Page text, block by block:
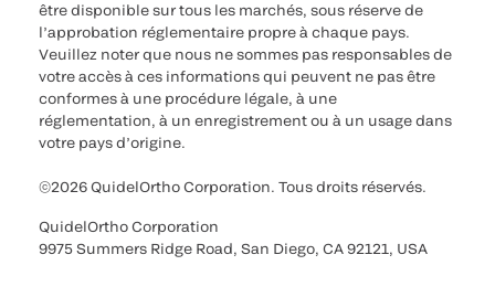
être disponible sur tous les marchés, sous réserve de
l’approbation réglementaire propre à chaque pays.
Veuillez noter que nous ne sommes pas responsables de
votre accès à ces informations qui peuvent ne pas être
conformes à une procédure légale, à une
réglementation, à un enregistrement ou à un usage dans
votre pays d’origine.
©2026 QuidelOrtho Corporation. Tous droits réservés.
QuidelOrtho Corporation
9975 Summers Ridge Road, San Diego, CA 92121, USA